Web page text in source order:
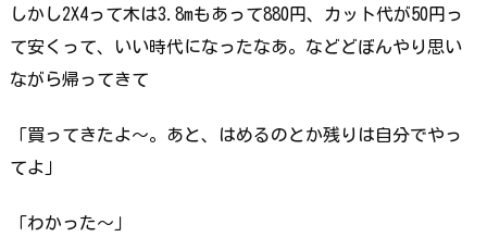
しかし2X4って木は3.8mもあって880円、カット代が50円っ
て安くって、いい時代になったなあ。などどぼんやり思い
ながら帰ってきて
「買ってきたよ～。あと、はめるのとか残りは自分でやっ
てよ」
「わかった～」